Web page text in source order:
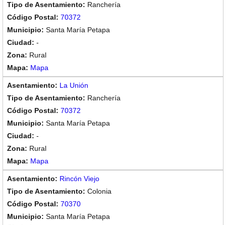
Ranchería
70372
Santa María Petapa
-
Rural
Mapa
La Unión
Ranchería
70372
Santa María Petapa
-
Rural
Mapa
Rincón Viejo
Colonia
70370
Santa María Petapa